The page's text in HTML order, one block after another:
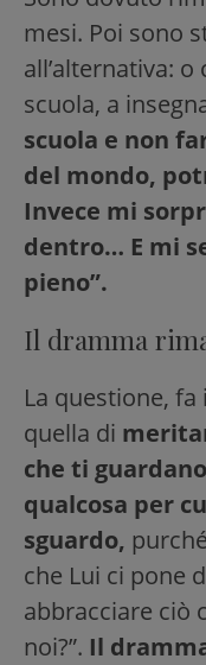
mesi. Poi sono
all’alternativa: o
scuola, a
scuola e non
del mondo,
Invece mi
dentro… E mi
pieno”.
Il dramma
La questione,
quella di
che ti
qualcosa per
sguardo,
che Lui ci pone
abbracciare ciò
noi?”. Il